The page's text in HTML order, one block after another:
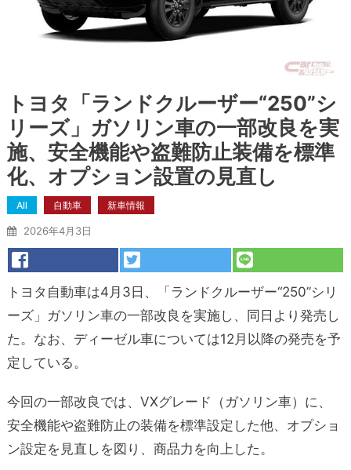
トヨタ「ランドクルーザー“250”シ
リーズ」ガソリン車の一部改良を実
施、安全機能や盗難防止装備を標準
化、オプション設置の見直し
All 自動車 新車情報
2026年4月3日
トヨタ自動車は4月3日、「ランドクルーザー“250”シリ
ーズ」ガソリン車の一部改良を実施し、同日より発売し
た。なお、ディーゼル車については12月以降の発売を予
定している。
今回の一部改良では、VXグレード（ガソリン車）に、
安全機能や盗難防止の装備を標準設定した他、オプショ
ン設定を見直しを図り、商品力を向上した。